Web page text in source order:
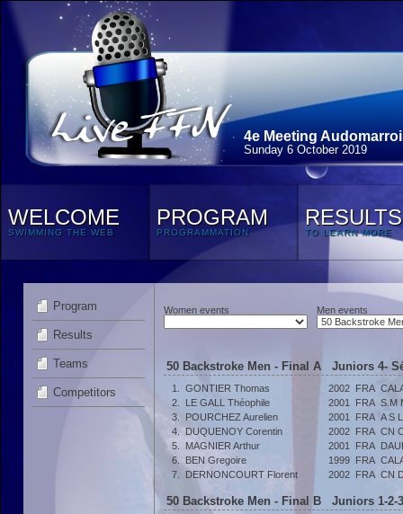
4e Meeting
Sunday 6 October 2019
WELCOME
SWIMMING THE WEB
PROGRAM
PROGRAMMATION
RESULTS
TO LEARN MORE
Program
Results
Teams
Competitors
Women events Men events
50 Backstroke Men - Final A Juniors 4-
1. GONTIER Thomas 2002 FRA
2.
LE GALL Théophile 2001 FRA S.M
3.
POURCHEZ Aurelien 2001 FRA A S
4.
DUQUENOY Corentin 2002 FRA CN
5.
MAGNIER Arthur 2001 FRA
6.
BEN Gregoire 1999 FRA
7.
DERNONCOURT Florent 2002 FRA CN
50 Backstroke Men - Final B Juniors 1-2-